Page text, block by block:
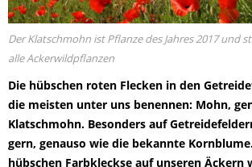
Der Klatschmohn ist Pflanze des Jahres 2017 und
alle Ackerwildpflanzen
Die hübschen roten Flecken in den
die meisten unter uns benennen: Mohn,
Klatschmohn. Besonders auf
gern, genauso wie die bekannte
hübschen Farbkleckse auf unseren Äckern